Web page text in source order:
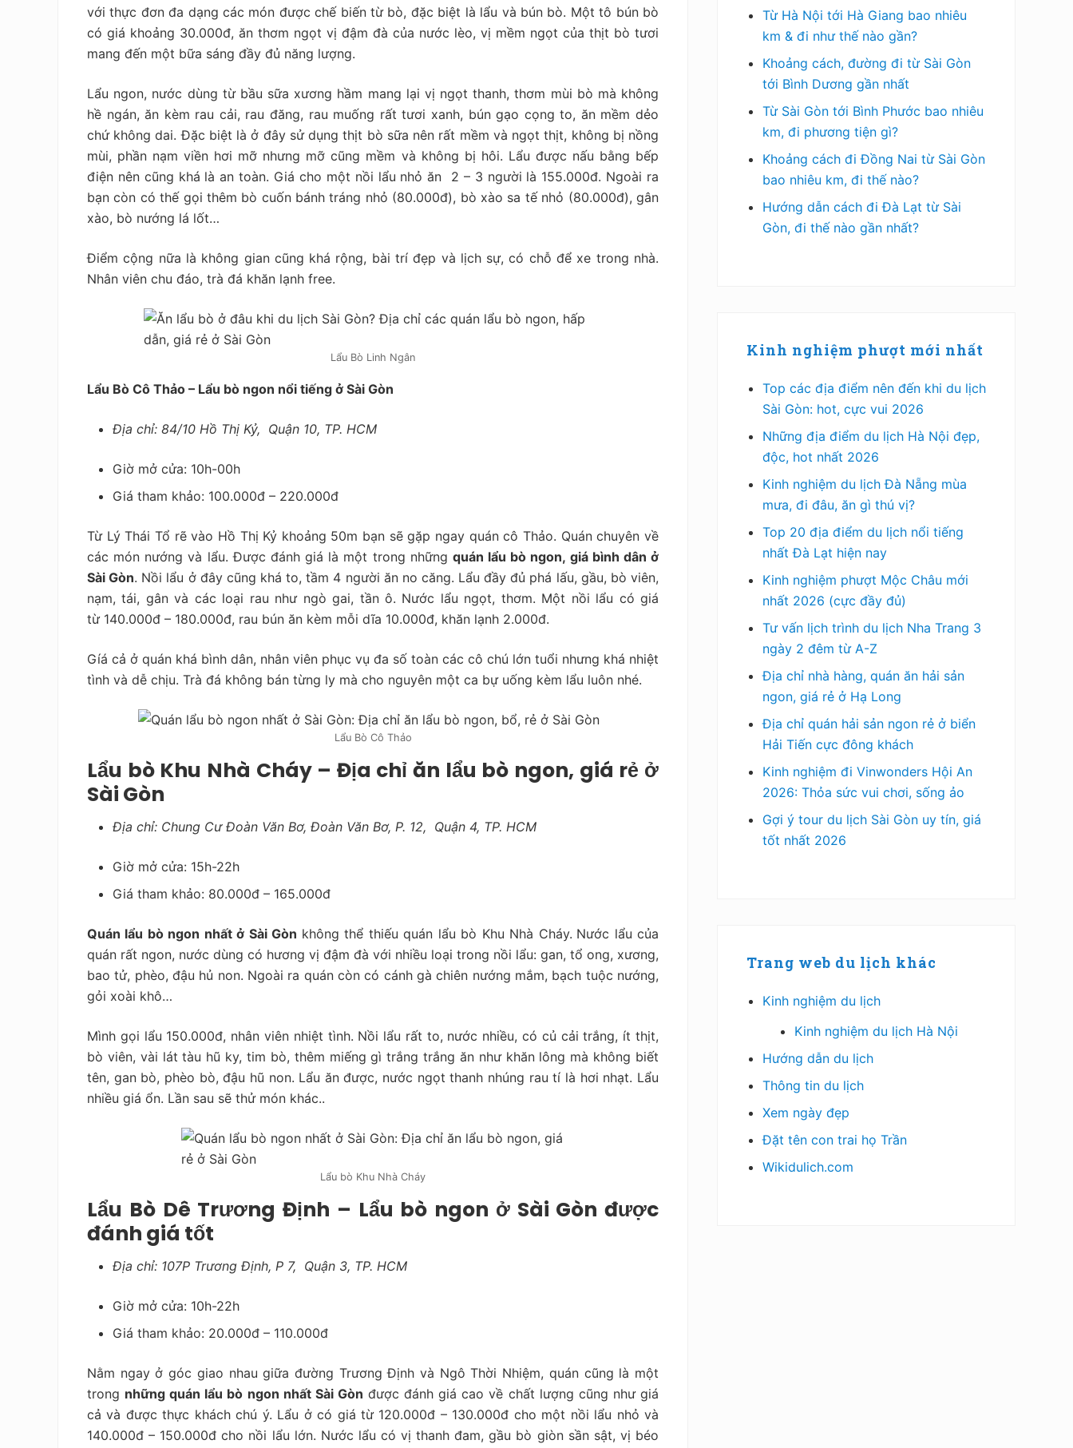
với thực đơn đa dạng các món được chế biến từ bò, đặc biệt là lẩu và bún bò. Một tô bún bò
có giá khoảng 30.000đ, ăn thơm ngọt vị đậm đà của nước lèo, vị mềm ngọt của thịt bò tươi
mang đến một bữa sáng đầy đủ năng lượng.
Lẩu ngon, nước dùng từ bầu sữa xương hầm mang lại vị ngọt thanh, thơm mùi bò mà không
hề ngán, ăn kèm rau cải, rau đăng, rau muống rất tươi xanh, bún gạo cọng to, ăn mềm dẻo
chứ không dai.Đặc biệt là ở đây sử dụng thịt bò sữa nên rất mềm và ngọt thịt, không bị nồng
mùi, phần nạm viền hơi mỡ nhưng mỡ cũng mềm và không bị hôi. Lẩu được nấu bằng bếp
điện nên cũng khá là an toàn. Giá cho một nồi lẩu nhỏ ăn 2 – 3 người là 155.000đ. Ngoài ra
bạn còn có thế gọi thêm bò cuốn bánh tráng nhỏ (80.000đ), bò xào sa tế nhỏ (80.000đ), gân
xào, bò nướng lá lốt…
Điểm cộng nữa là không gian cũng khá rộng, bài trí đẹp và lịch sự, có chỗ để xe trong nhà.
Nhân viên chu đáo, trà đá khăn lạnh free.
Lẩu Bò Linh Ngân
Lẩu Bò Cô Thảo – Lẩu bò ngon nổi tiếng ở Sài Gòn
Địa chỉ: 84/10 Hồ Thị Kỷ, Quận 10, TP. HCM
Giờ mở cửa: 10h-00h
Giá tham khảo: 100.000đ – 220.000đ
Từ Lý Thái Tổ rẽ vào Hồ Thị Kỷ khoảng 50m bạn sẽ gặp ngay quán cô Thảo. Quán chuyên về
các món nướng và lẩu. Được đánh giá là một trong những quán lẩu bò ngon, giá bình dân ở
Sài Gòn. Nồi lẩu ở đây cũng khá to, tầm 4 người ăn no căng. Lẩu đầy đủ phá lấu, gầu, bò viên,
nạm, tái, gân và các loại rau như ngò gai, tần ô. Nước lẩu ngọt, thơm. Một nồi lẩu có giá
từ 140.000đ – 180.000đ, rau bún ăn kèm mỗi dĩa 10.000đ, khăn lạnh 2.000đ.
Gíá cả ở quán khá bình dân, nhân viên phục vụ đa số toàn các cô chú lớn tuổi nhưng khá nhiệt
tình và dễ chịu. Trà đá không bán từng ly mà cho nguyên một ca bự uống kèm lẩu luôn nhé.
Lẩu Bò Cô Thảo
Lẩu bò Khu Nhà Cháy – Địa chỉ ăn lẩu bò ngon, giá rẻ ở
Sài Gòn
Địa chỉ: Chung Cư Đoàn Văn Bơ, Đoàn Văn Bơ, P. 12, Quận 4, TP. HCM
Giờ mở cửa: 15h-22h
Giá tham khảo: 80.000đ – 165.000đ
Quán lẩu bò ngon nhất ở Sài Gòn không thể thiếu quán lẩu bò Khu Nhà Cháy. Nước lẩu của
quán rất ngon, nước dùng có hương vị đậm đà với nhiều loại trong nồi lẩu: gan, tổ ong, xương,
bao tử, phèo, đậu hủ non. Ngoài ra quán còn có cánh gà chiên nướng mắm, bạch tuộc nướng,
gỏi xoài khô…
Mình gọi lẩu 150.000đ, nhân viên nhiệt tình. Nồi lẩu rất to, nước nhiều, có củ cải trắng, ít thịt,
bò viên, vài lát tàu hũ ky, tim bò, thêm miếng gì trắng trắng ăn như khăn lông mà không biết
tên, gan bò, phèo bò, đậu hũ non. Lẩu ăn được, nước ngọt thanh nhúng rau tí là hơi nhạt. Lẩu
nhiều giá ổn. Lần sau sẽ thử món khác..
Lẩu bò Khu Nhà Cháy
Lẩu Bò Dê Trương Định – Lẩu bò ngon ở Sài Gòn được
đánh giá tốt
Địa chỉ: 107P Trương Định, P 7, Quận 3, TP. HCM
Giờ mở cửa: 10h-22h
Giá tham khảo: 20.000đ – 110.000đ
Nằm ngay ở góc giao nhau giữa đường Trương Định và Ngô Thời Nhiệm, quán cũng là một
trong những quán lẩu bò ngon nhất Sài Gòn được đánh giá cao về chất lượng cũng như giá
cả và được thực khách chú ý. Lẩu ở có giá từ 120.000đ – 130.000đ cho một nồi lẩu nhỏ và
140.000đ – 150.000đ cho nồi lẩu lớn. Nước lẩu có vị thanh đam, gầu bò giòn sần sật, vị béo
Từ Hà Nội tới Hà Giang bao nhiêu
km & đi như thế nào gần?
Khoảng cách, đường đi từ Sài Gòn
tới Bình Dương gần nhất
Từ Sài Gòn tới Bình Phước bao nhiêu
km, đi phương tiện gì?
Khoảng cách đi Đồng Nai từ Sài Gòn
bao nhiêu km, đi thế nào?
Hướng dẫn cách đi Đà Lạt từ Sài
Gòn, đi thế nào gần nhất?
Kinh nghiệm phượt mới nhất
Top các địa điểm nên đến khi du lịch
Sài Gòn: hot, cực vui 2026
Những địa điểm du lịch Hà Nội đẹp,
độc, hot nhất 2026
Kinh nghiệm du lịch Đà Nẵng mùa
mưa, đi đâu, ăn gì thú vị?
Top 20 địa điểm du lịch nổi tiếng
nhất Đà Lạt hiện nay
Kinh nghiệm phượt Mộc Châu mới
nhất 2026 (cực đầy đủ)
Tư vấn lịch trình du lịch Nha Trang 3
ngày 2 đêm từ A-Z
Địa chỉ nhà hàng, quán ăn hải sản
ngon, giá rẻ ở Hạ Long
Địa chỉ quán hải sản ngon rẻ ở biển
Hải Tiến cực đông khách
Kinh nghiệm đi Vinwonders Hội An
2026: Thỏa sức vui chơi, sống ảo
Gợi ý tour du lịch Sài Gòn uy tín, giá
tốt nhất 2026
Trang web du lịch khác
Kinh nghiệm du lịch
Kinh nghiệm du lịch Hà Nội
Hướng dẫn du lịch
Thông tin du lịch
Xem ngày đẹp
Đặt tên con trai họ Trần
Wikidulich.com